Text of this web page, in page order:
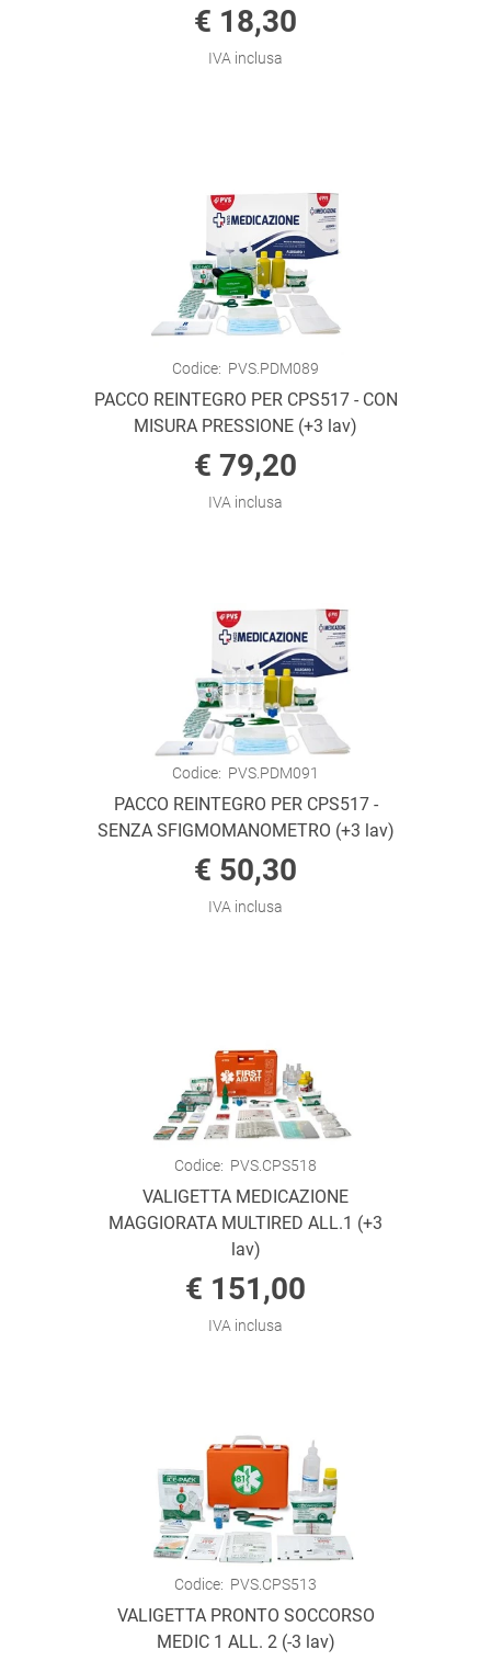
€ 18,30
IVA inclusa
Codice: PVS.PDM089
PACCO REINTEGRO PER CPS517 - CON
MISURA PRESSIONE (+3 lav)
€ 79,20
IVA inclusa
Codice: PVS.PDM091
PACCO REINTEGRO PER CPS517 -
SENZA SFIGMOMANOMETRO (+3 lav)
€ 50,30
IVA inclusa
Codice: PVS.CPS518
VALIGETTA MEDICAZIONE
MAGGIORATA MULTIRED ALL.1 (+3
lav)
€ 151,00
IVA inclusa
Codice: PVS.CPS513
VALIGETTA PRONTO SOCCORSO
MEDIC 1 ALL. 2 (-3 lav)